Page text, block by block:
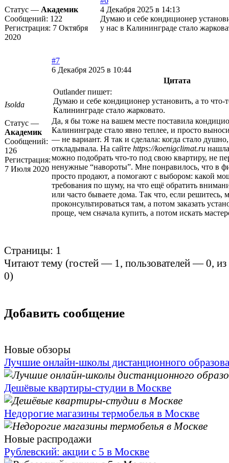
Статус — Академик
Сообщений: 122
Регистрация: 7 Октября
2020
4 Декабря 2025 в 14:13
Думаю и себе кондиционер
у нас в Калининграде стало
Isolda
Статус —
Академик
Сообщений:
126
Регистрация:
7 Июля 2020
#7
6 Декабря 2025 в 10:44
Цитата
Outlander пишет:
Думаю и себе кондиционер установить, а то что-
Калининграде стало жарковато.
Да, я бы тоже на вашем месте поставила
Калининграде стало явно теплее, и просто
— не вариант. Я так и сделала: когда стало
откладывала. На сайте https://koenigclimat.ru
можно подобрать что-то под свою квартиру, не
ненужные “навороты”. Мне понравилось, что в
просто продают, а помогают с выбором: какой
требования по шуму, на что ещё обратить
или часто бываете дома. Так что, если решитесь,
проконсультироваться там, а потом заказать
проще, чем сначала купить, а потом искать
Страницы: 1
Читают тему (гостей — 1, пользователей —0,
0)
Добавить сообщение
Новые обзоры
Лучшие онлайн-школы дистанционного
Дешёвые квартиры-студии в Москве
Недорогие магазины термобелья в Москве
Новые распродажи
Рублевский: акции с 5 в Москве